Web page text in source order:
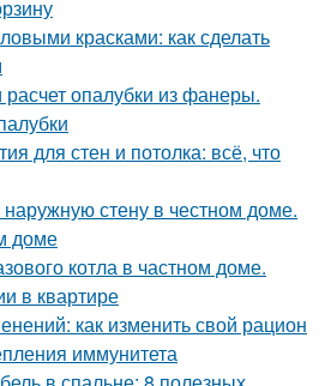
красками: как сделать
опалубки из фанеры.
для стен и потолка: всё, что
стену в честном доме.
доме
котла в частном доме.
в квартире
как изменить свой рацион
иммунитета